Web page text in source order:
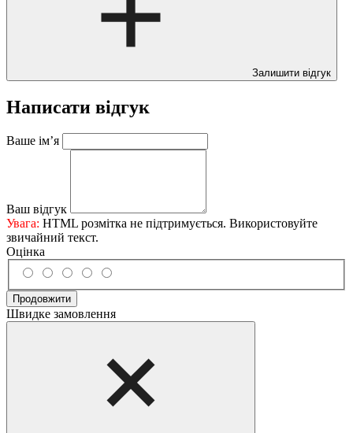
Залишити відгук
Написати відгук
Ваше ім’я
Ваш відгук
Увага: HTML розмітка не підтримується. Використовуйте
звичайний текст.
Оцінка
Продовжити
Швидке замовлення